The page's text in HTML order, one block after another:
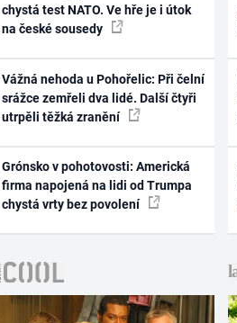
chystá test NATO. Ve hře je i útok
na české sousedy
Vážná nehoda u Pohořelic: Při čelní
srážce zemřeli dva lidé. Další čtyři
utrpěli těžká zranění
Grónsko v pohotovosti: Americká
firma napojená na lidi od Trumpa
chystá vrty bez povolení